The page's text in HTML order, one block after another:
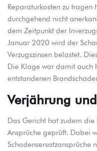
Reparaturkosten zu tragen
durchgehend nicht
dem Zeitpunkt der
Januar 2020 wird der
Verzugszinsen belastet.
Die Klage war damit auch
entstandenen
Verjährung
Das Gericht hat zudem
Ansprüche geprüft. Dabei
Schadensersatzansprüche